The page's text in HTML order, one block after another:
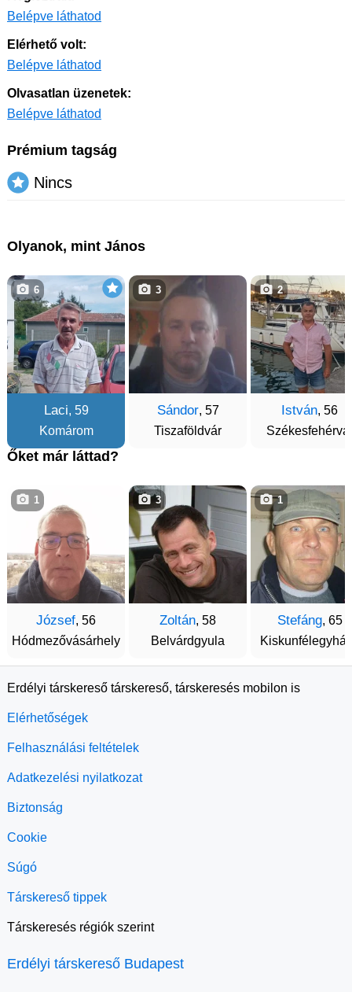
Belépve láthatod
Elérhető volt:
Belépve láthatod
Olvasatlan üzenetek:
Belépve láthatod
Prémium tagság
Nincs
Olyanok, mint János
Laci, 59
Komárom
6
Sándor, 57
Tiszaföldvár
3
István, 56
2
Őket már láttad?
József, 56
Hódmezővásárhely
1
Zoltán, 58
Belvárdgyula
3
Stefáng, 65
1
Erdélyi társkereső társkereső, társkeresés mobilon is
Elérhetőségek
Felhasználási feltételek
Adatkezelési nyilatkozat
Biztonság
Cookie
Súgó
Társkereső tippek
Társkeresés régiók szerint
Erdélyi társkereső Budapest